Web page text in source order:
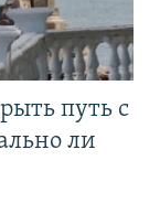
путь с
ли